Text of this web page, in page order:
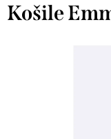
Košile